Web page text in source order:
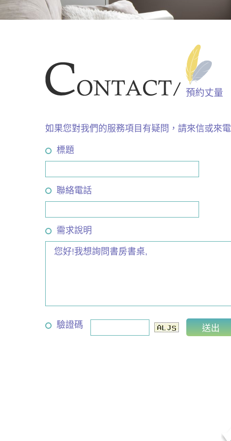
預約丈量
如果您對我們的服務項目有疑問，請來信或來
標題
聯絡電話
需求說明
驗證碼